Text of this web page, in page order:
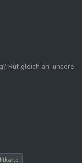
Ruf gleich an, unsere